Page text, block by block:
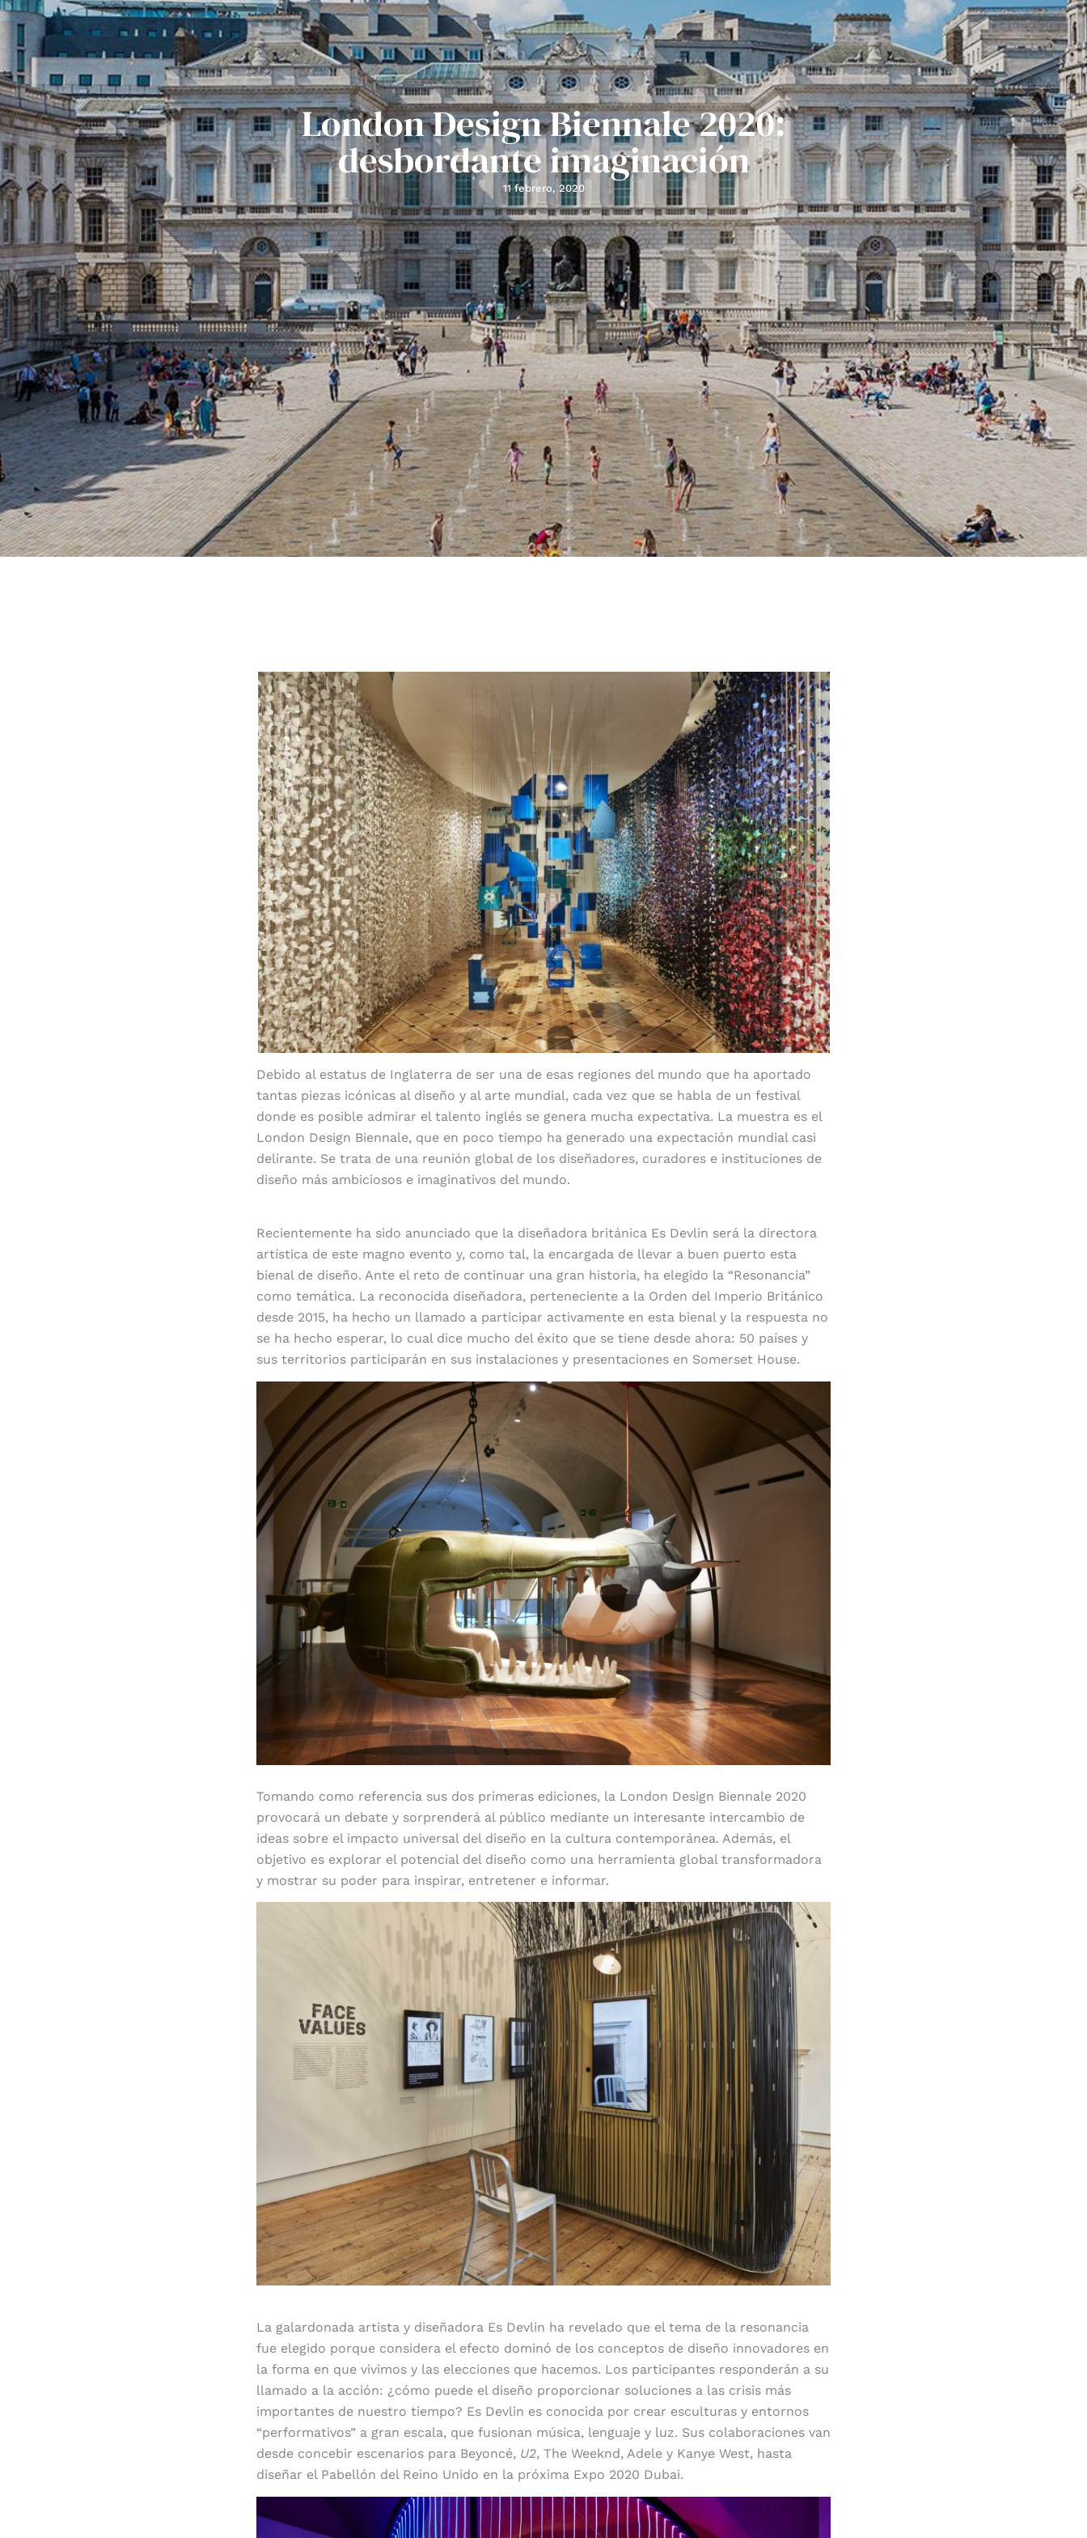
London Design Biennale 2020:
desbordante imaginación
11 febrero, 2020
Debido al estatus de Inglaterra de ser una de esas regiones del mundo que ha aportado
tantas piezas icónicas al diseño y al arte mundial, cada vez que se habla de un festival
donde es posible admirar el talento inglés se genera mucha expectativa. La muestra es el
London Design Biennale, que en poco tiempo ha generado una expectación mundial casi
delirante. Se trata de una reunión global de los diseñadores, curadores e instituciones de
diseño más ambiciosos e imaginativos del mundo.
Recientemente ha sido anunciado que la diseñadora británica Es Devlin será la directora
artística de este magno evento y, como tal, la encargada de llevar a buen puerto esta
bienal de diseño. Ante el reto de continuar una gran historia, ha elegido la “Resonancia”
como temática. La reconocida diseñadora, perteneciente a la Orden del Imperio Británico
desde 2015, ha hecho un llamado a participar activamente en esta bienal y la respuesta no
se ha hecho esperar, lo cual dice mucho del éxito que se tiene desde ahora: 50 países y
sus territorios participarán en sus instalaciones y presentaciones en Somerset House.
Tomando como referencia sus dos primeras ediciones, la London Design Biennale 2020
provocará un debate y sorprenderá al público mediante un interesante intercambio de
ideas sobre el impacto universal del diseño en la cultura contemporánea. Además, el
objetivo es explorar el potencial del diseño como una herramienta global transformadora
y mostrar su poder para inspirar, entretener e informar.
La galardonada artista y diseñadora Es Devlin ha revelado que el tema de la resonancia
fue elegido porque considera el efecto dominó de los conceptos de diseño innovadores en
la forma en que vivimos y las elecciones que hacemos. Los participantes responderán a su
llamado a la acción: ¿cómo puede el diseño proporcionar soluciones a las crisis más
importantes de nuestro tiempo? Es Devlin es conocida por crear esculturas y entornos
“performativos” a gran escala, que fusionan música, lenguaje y luz. Sus colaboraciones van
desde concebir escenarios para Beyoncé, U2, The Weeknd, Adele y Kanye West, hasta
diseñar el Pabellón del Reino Unido en la próxima Expo 2020 Dubai.